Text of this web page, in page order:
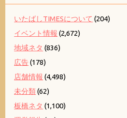
いたばしTIMESについて (204)
イベント情報 (2,672)
地域ネタ (836)
広告(178)
店舗情報 (4,498)
未分類(62)
板橋ネタ (1,100)